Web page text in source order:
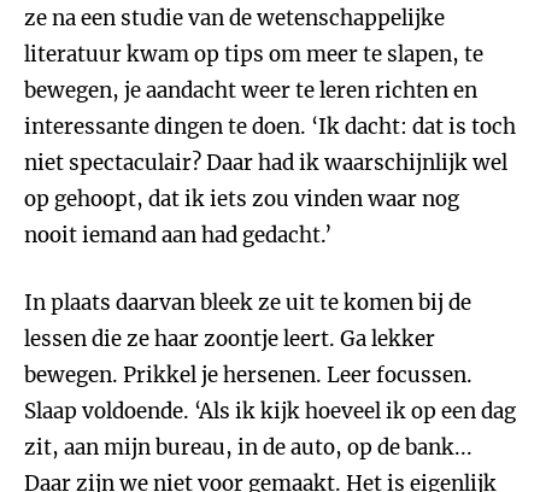
ze na een studie van de wetenschappelijke
literatuur kwam op tips om meer te slapen, te
bewegen, je aandacht weer te leren richten en
interessante dingen te doen. ‘Ik dacht: dat is toch
niet spectaculair? Daar had ik waarschijnlijk wel
op gehoopt, dat ik iets zou vinden waar nog
nooit iemand aan had gedacht.’
In plaats daarvan bleek ze uit te komen bij de
lessen die ze haar zoontje leert. Ga lekker
bewegen. Prikkel je hersenen. Leer focussen.
Slaap voldoende. ‘Als ik kijk hoeveel ik op een dag
zit, aan mijn bureau, in de auto, op de bank...
Daar zijn we niet voor gemaakt. Het is eigenlijk